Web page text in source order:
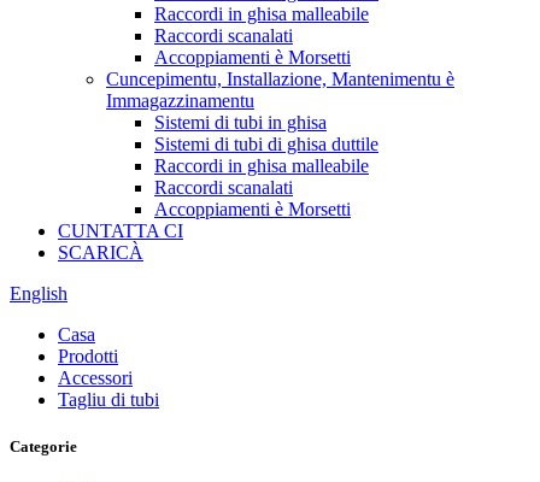
Raccordi in ghisa malleabile
Raccordi scanalati
Accoppiamenti è Morsetti
Cuncepimentu, Installazione, Mantenimentu è
Immagazzinamentu
Sistemi di tubi in ghisa
Sistemi di tubi di ghisa duttile
Raccordi in ghisa malleabile
Raccordi scanalati
Accoppiamenti è Morsetti
CUNTATTA CI
SCARICÀ
English
Casa
Prodotti
Accessori
Tagliu di tubi
Categorie